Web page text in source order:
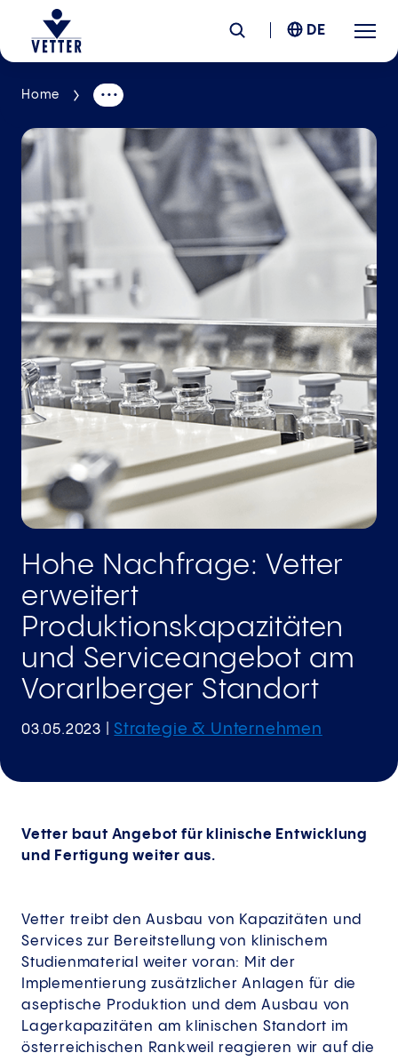
Unternehmen
Verantwortung
Services
Standorte
News &Insights
Karriere
DE
Home
Hohe Nachfrage: Vetter
erweitert
Produktionskapazitäten
und Serviceangebot am
Vorarlberger Standort
03.05.2023 |Strategie & Unternehmen
Vetter baut Angebot für klinische Entwicklung
und Fertigung weiter aus.
Vetter treibt den Ausbau von Kapazitäten und
Services zur Bereitstellung von klinischem
Studienmaterial weiter voran: Mit der
Implementierung zusätzlicher Anlagen für die
aseptische Produktion und dem Ausbau von
Lagerkapazitäten am klinischen Standort im
österreichischen Rankweil reagieren wir auf die